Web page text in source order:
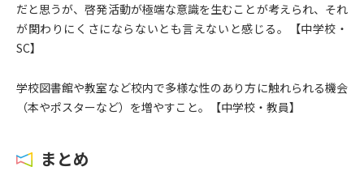
だと思うが、啓発活動が極端な意識を生むことが考えられ、それ
が関わりにくさにならないとも言えないと感じる。【中学校・
SC】
学校図書館や教室など校内で多様な性のあり方に触れられる機会
（本やポスターなど）を増やすこと。【中学校・教員】
まとめ